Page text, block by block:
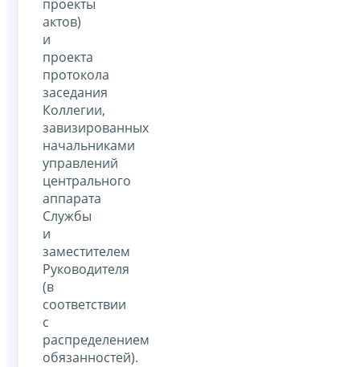
проекты
актов)
и
проекта
протокола
заседания
Коллегии,
завизированных
начальниками
управлений
центрального
аппарата
Службы
и
заместителем
Руководителя
(в
соответствии
с
распределением
обязанностей).